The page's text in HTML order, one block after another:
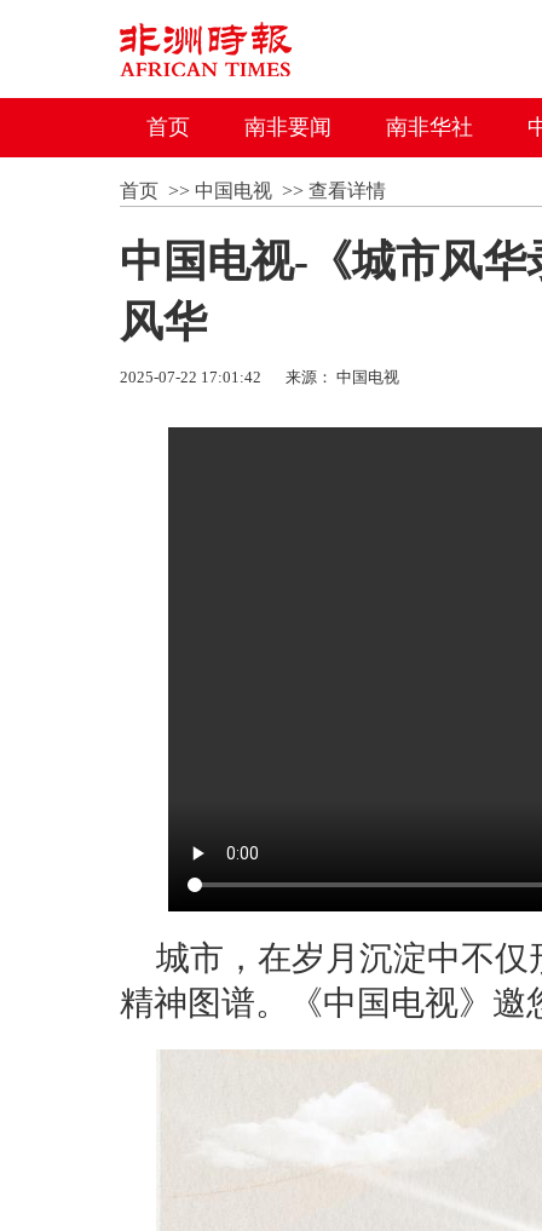
首页 南非要闻 南非华社
首页>> 中国电视>> 查看详情
中国电视-《城市风
风华
2025-07-22 17:01:42 来源： 中国电视
城市，在岁月沉淀中不
精神图谱。《中国电视》